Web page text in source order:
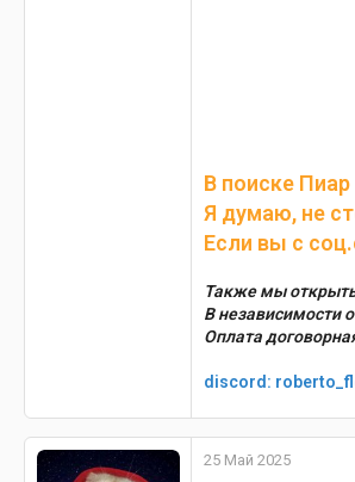
В поиске
Я думаю, не
Если вы с
Также мы
В независимости
Оплата
discord:
25 Май 2025